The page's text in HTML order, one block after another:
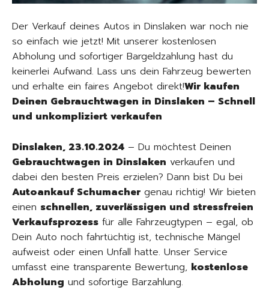
Der Verkauf deines Autos in Dinslaken war noch nie
so einfach wie jetzt! Mit unserer kostenlosen
Abholung und sofortiger Bargeldzahlung hast du
keinerlei Aufwand. Lass uns dein Fahrzeug bewerten
und erhalte ein faires Angebot direkt!Wir kaufen
Deinen Gebrauchtwagen in Dinslaken – Schnell
und unkompliziert verkaufen
Dinslaken, 23.10.2024 – Du möchtest Deinen
Gebrauchtwagen in Dinslaken verkaufen und
dabei den besten Preis erzielen? Dann bist Du bei
Autoankauf Schumacher genau richtig! Wir bieten
einen schnellen, zuverlässigen und stressfreien
Verkaufsprozess für alle Fahrzeugtypen – egal, ob
Dein Auto noch fahrtüchtig ist, technische Mängel
aufweist oder einen Unfall hatte. Unser Service
umfasst eine transparente Bewertung, kostenlose
Abholung und sofortige Barzahlung.